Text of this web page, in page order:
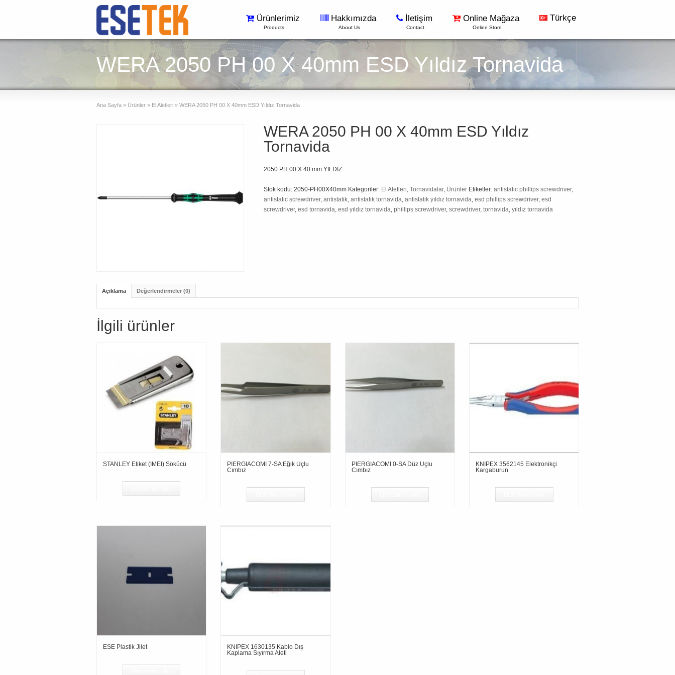
Ürünlerimiz
Products
Hakkımızda
About Us
İletişim
Contact
Online Mağaza
Online Store
Türkçe
WERA 2050 PH 00 X 40mm ESD Yıldız Tornavida
Ana Sayfa » Ürünler » El Aletleri » WERA 2050 PH 00 X 40mm ESD Yıldız Tornavida
WERA 2050 PH 00 X 40mm ESD Yıldız
Tornavida
2050 PH 00 X 40 mm YILDIZ
Stok kodu: 2050-PH00X40mm Kategoriler: El Aletleri, Tornavidalar, Ürünler Etiketler: antistatic phillips screwdriver,
antistatic screwdriver, antistatik, antistatik tornavida, antistatik yıldız tornavida, esd phillips screwdriver, esd
screwdriver, esd tornavida, esd yıldız tornavida, phillips screwdriver, screwdriver, tornavida, yıldız tornavida
Açıklama Değerlendirmeler (0)
İlgili ürünler
STANLEY Etiket (IMEI) Sökücü
PIERGIACOMI 7-SA Eğik Uçlu
Cımbız
PIERGIACOMI 0-SA Düz Uçlu
Cımbız
KNIPEX 3562145 Elektronikçi
Kargaburun
ESE Plastik Jilet
KNIPEX 1630135 Kablo Dış
Kaplama Sıyırma Aleti